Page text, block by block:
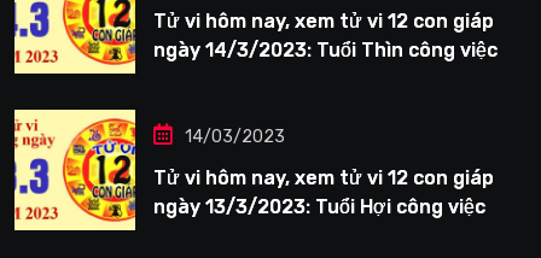
Tử vi hôm nay, xem tử vi 12 con giáp
ngày 14/3/2023: Tuổi Thìn công việc
14/03/2023
Tử vi hôm nay, xem tử vi 12 con giáp
ngày 13/3/2023: Tuổi Hợi công việc